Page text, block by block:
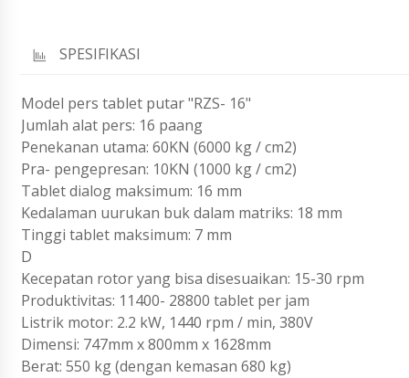
SPESIFIKASI
Model pers tablet putar "RZS- 16"
Jumlah alat pers: 16 paang
Penekanan utama: 60KN (6000 kg / cm2)
Pra- pengepresan: 10KN (1000 kg / cm2)
Tablet dialog maksimum: 16 mm
Kedalaman uurukan buk dalam matriks: 18 mm
Tinggi tablet maksimum: 7 mm
D
Kecepatan rotor yang bisa disesuaikan: 15-30 rpm
Produktivitas: 11400- 28800 tablet per jam
Listrik motor: 2.2 kW, 1440 rpm / min, 380V
Dimensi: 747mm x 800mm x 1628mm
Berat: 550 kg (dengan kemasan 680 kg)